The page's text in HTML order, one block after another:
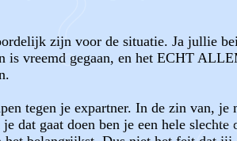
zijn voor de situatie. Ja jullie
is vreemd gegaan, en het ECHT
tegen je expartner. In de zin van, je
dat gaat doen ben je een hele